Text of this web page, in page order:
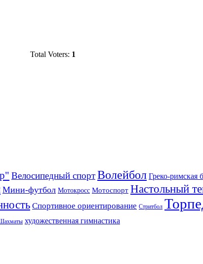
Total Voters: 1
Велосипедный спортВолейбол Греко-римская
Мини-футбол Мотокросс Мотоспорт Настольный
Спортивное ориентирование Стритбол
художественная гимнастика